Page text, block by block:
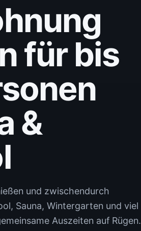
für bis
&
und zwischendurch
Sauna, Wintergarten und viel
Auszeiten auf Rügen.